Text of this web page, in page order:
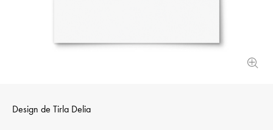
Design de Tirla Delia